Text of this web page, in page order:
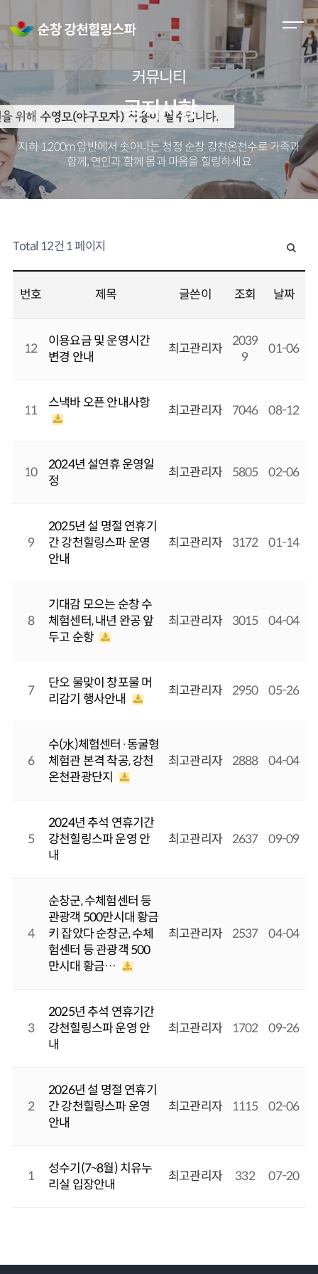
M
p
e
n
커뮤니티
공지사항
지하 1,200m 암반에서 솟아나는 청정 순창 강천온천수로가족과
함께, 연인과 함께 몸과 마음을 힐링하세요
Total 12건 1 페이지
번호 제목 글쓴이 조회 날짜
12
이용요금 및 운영시간
변경 안내
최고관리자
2039
9
01-06
11 스낵바 오픈 안내사항 최고관리자 7046 08-12
10
2024년 설연휴 운영일
정
최고관리자 5805 02-06
9
2025년 설 명절 연휴기
간 강천힐링스파 운영
안내
최고관리자 3172 01-14
8
기대감 모으는 순창 수
체험센터, 내년 완공 앞
두고 순항
최고관리자 3015 04-04
7
단오 물맞이 창포물 머
리감기 행사안내
최고관리자 2950 05-26
6
수(水)체험센터·동굴형
체험관 본격 착공, 강천
온천관광단지
최고관리자 2888 04-04
5
2024년 추석 연휴기간
강천힐링스파 운영 안
내
최고관리자 2637 09-09
4
순창군, 수체험센터 등
관광객 500만시대 황금
키 잡았다 순창군, 수체
험센터 등 관광객 500
만시대 황금…
최고관리자 2537 04-04
3
2025년 추석 연휴기간
강천힐링스파 운영 안
내
최고관리자 1702 09-26
2
2026년 설 명절 연휴기
간 강천힐링스파 운영
안내
최고관리자 1115 02-06
1
성수기(7~8월) 치유누
리실 입장안내
최고관리자 332 07-20